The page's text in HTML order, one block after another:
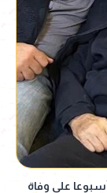
على وفاة